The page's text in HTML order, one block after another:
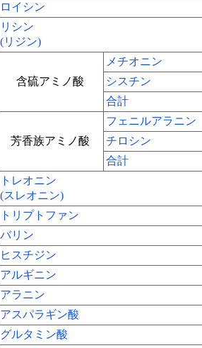
ロイシン
リシン
(リジン)
含硫アミノ酸
メチオニン
シスチン
合計
芳香族アミノ酸
フェニルアラニン
チロシン
合計
トレオニン
(スレオニン)
トリプトファン
バリン
ヒスチジン
アルギニン
アラニン
アスパラギン酸
グルタミン酸